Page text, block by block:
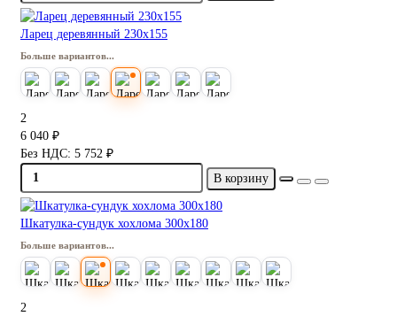
Ларец деревянный 230х155
Больше вариантов...
2
6 040 ₽
Без НДС: 5 752 ₽
В корзину
Шкатулка-сундук хохлома 300х180
Больше вариантов...
2